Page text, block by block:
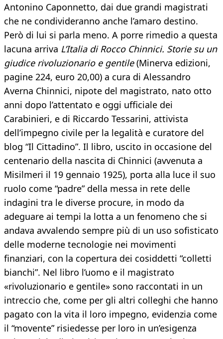
Antonino Caponnetto, dai due grandi magistrati
che ne condivideranno anche l’amaro destino.
Però di lui si parla meno. A porre rimedio a questa
lacuna arriva L’Italia di Rocco Chinnici. Storie su un
giudice rivoluzionario e gentile(Minerva edizioni,
pagine 224, euro 20,00) a cura di Alessandro
Averna Chinnici, nipote del magistrato, nato otto
anni dopo l’attentato e oggi ufficiale dei
Carabinieri, e di Riccardo Tessarini, attivista
dell’impegno civile per la legalità e curatore del
blog “Il Cittadino”. Il libro, uscito in occasione del
centenario della nascita di Chinnici (avvenuta a
Misilmeri il 19 gennaio 1925), porta alla luce il suo
ruolo come “padre” della messa in rete delle
indagini tra le diverse procure, in modo da
adeguare ai tempi la lotta a un fenomeno che si
andava avvalendo sempre più di un uso sofisticato
delle moderne tecnologie nei movimenti
finanziari, con la copertura dei cosiddetti “colletti
bianchi”. Nel libro l’uomo e il magistrato
«rivoluzionario e gentile» sono raccontati in un
intreccio che, come per gli altri colleghi che hanno
pagato con la vita il loro impegno, evidenzia come
il “movente” risiedesse per loro in un’esigenza